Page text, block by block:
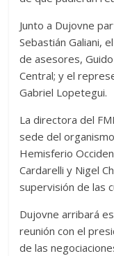
Junto a Dujovne
Sebastián Galiani,
de asesores,
Central; y el
Gabriel Lopetegui.
La directora del
sede del
Hemisferio
Cardarelli y Nigel
supervisión de las
Dujovne arribará
reunión con el
de las